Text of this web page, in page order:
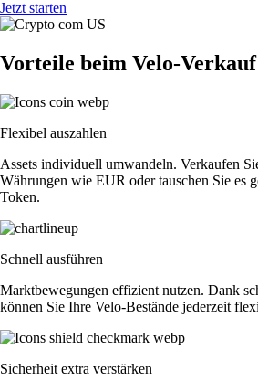
Jetzt starten
Vorteile beim Velo-Verkauf
Flexibel auszahlen
Assets individuell umwandeln. Verkaufen
Währungen wie EUR oder tauschen Sie es
Token.
Schnell ausführen
Marktbewegungen effizient nutzen. Dank
können Sie Ihre Velo-Bestände jederzeit
Sicherheit extra verstärken